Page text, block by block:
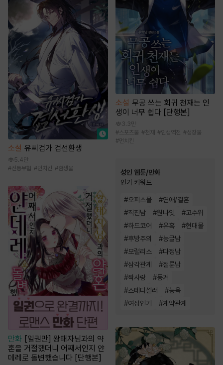
소설 유씨검가 검선환생
5.4만
#전통무협 #먼치킨 # 환생물
만화 [일권만] 왕태자님과의 약
혼을 거절했더니 어째서인지 얀
데레로 돌변했습니다 [단행본]
소설 무공 쓰는 회귀 천재는 인
생이 너무 쉽다 [단행본]
3.3만
#스포츠물 #천재 #인생역전 #성장물
#먼치킨
성인 웹툰/만화
인기 키워드
#오피스물 #연애/결혼
#직진남 #원나잇 #고수위
#하드코어 #유혹 #현대물
#후방주의 #능글남
#모럴리스 #다정남
#삼각관계 #절륜남
#짝사랑 #동거
#스테디셀러 #능욕
#여성인기 #계약관계